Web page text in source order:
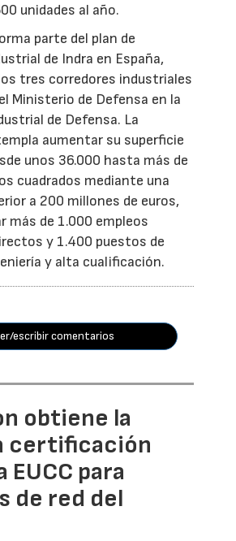
unidades al año.
parte del plan de
de Indra en España,
tres corredores industriales
Ministerio de Defensa en la
de Defensa. La
aumentar su superficie
unos 36.000 hasta más de
cuadrados mediante una
a 200 millones de euros,
más de 1.000 empleos
y 1.400 puestos de
y alta cualificación.
escribir comentarios
obtiene la
certificación
EUCC para
de red del